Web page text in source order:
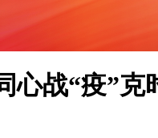
心战“疫”克